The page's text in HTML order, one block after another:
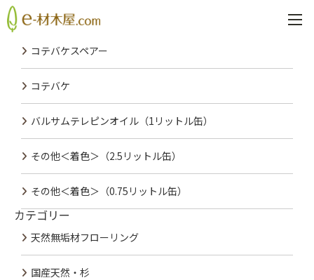
PREV
NEXT
最近の投稿
コテバケスペアー
コテバケ
バルサムテレピンオイル（1リットル缶）
その他＜着色＞（2.5リットル缶）
その他＜着色＞（0.75リットル缶）
カテゴリー
天然無垢材フローリング
国産天然・杉